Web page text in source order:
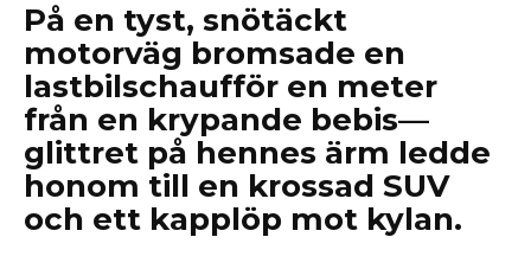
På en tyst, snötäckt
motorväg bromsade en
lastbilschaufför en meter
från en krypande bebis—
glittret på hennes ärm ledde
honom till en krossad SUV
och ett kapplöp mot kylan.